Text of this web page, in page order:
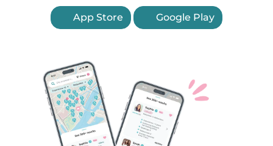
App Store Google Play